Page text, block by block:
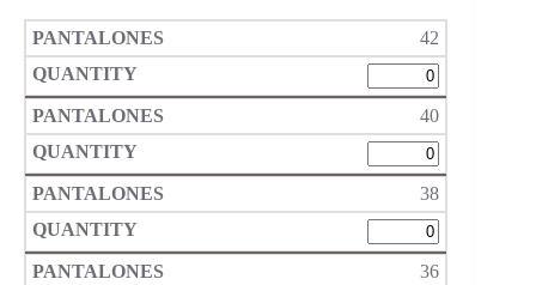
42
40
38
36